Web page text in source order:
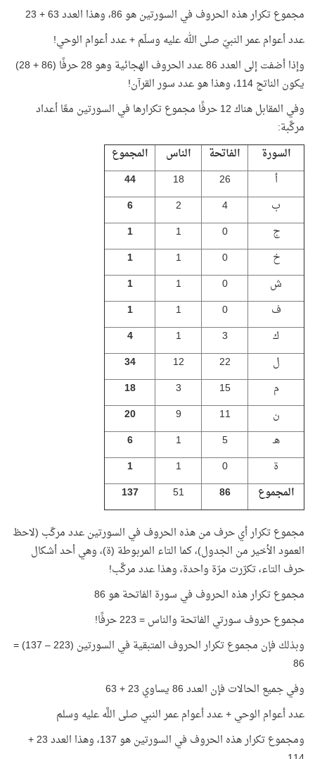
مجموع تكرار هذه الحروف في السورتين هو 86، وهذا العدد 63 + 23
عدد أعوام عمر النبيّ صلى الله عليه وسلّم + عدد أعوام الوحي!
وإذا أضفت إلى العدد 86 عدد الحروف الهجائية وهو 28 حرفًا (86 + 28)
يكون الناتج 114، وهذا هو عدد سور القرآن!
وفي المقابل هناك 12 حرفًا مجموع تكرارها في السورتين معًا أعداد
مركَّبة:
السورة
الفاتحة الناس
المجموع
أ
26
18
44
ب
4
2
6
ج
0
1
1
خ
0
1
1
ش
0
1
1
ف
0
1
1
ك
3
1
4
ل
22
12
34
م
15
3
18
ن
11
9
20
هـ
5
1
6
ة
0
1
1
المجموع
86
51
137
مجموع تكرار أي حرف من هذه الحروف في السورتين عدد مركّب (لاحظ
العمود الأخير من الجدول)، كما التاء المربوطة (ة)، وهي أحد أشكال
حرف التاء، تكرّرت مرّة واحدة، وهذا عدد مركَّب!
مجموع تكرار هذه الحروف في سورة الفاتحة هو 86
مجموع حروف سورتي الفاتحة والناس = 223 حرفًا!
وبذلك فإن مجموع تكرار الحروف المتبقية في السورتين (223 – 137) =
86
وفي جميع الحالات فإن العدد 86 يساوي 23 + 63
عدد أعوام الوحي + عدد أعوام عمر النبي صلى اللَّه عليه وسلم
ومجموع تكرار هذه الحروف في السورتين هو 137، وهذا العدد 23 +